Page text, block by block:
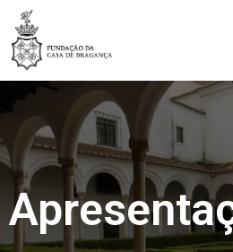
Fundação
Património
Museu
Biblioteca
Galeria